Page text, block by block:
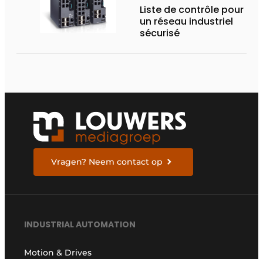
Liste de contrôle pour
un réseau industriel
sécurisé
Vragen? Neem contact op
INDUSTRIAL AUTOMATION
Motion & Drives